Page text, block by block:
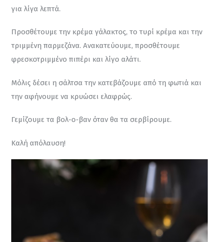
για λίγα λεπτά.
Προσθέτουμε την κρέμα γάλακτος, το τυρί κρέμα και την
τριμμένη παρμεζάνα. Ανακατεύουμε, προσθέτουμε
φρεσκοτριμμένο πιπέρι και λίγο αλάτι.
Μόλις δέσει η σάλτσα την κατεβάζουμε από τη φωτιά και
την αφήνουμε να κρυώσει ελαφρώς.
Γεμίζουμε τα βολ-ο-βαν όταν θα τα σερβίρουμε.
Καλή απόλαυση!